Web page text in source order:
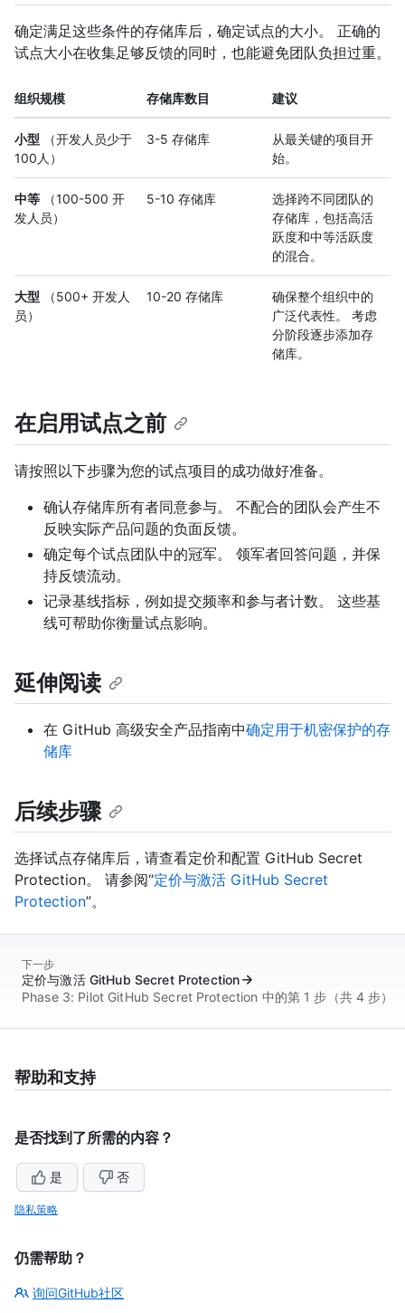
确定满足这些条件的存储库后，确定试点的大小。 正确的
试点大小在收集足够反馈的同时，也能避免团队负担过重。
组织规模 存储库数目 建议
小型 （开发人员少于
100人）
3-5 存储库
从最关键的项目开
始。
中等 （100-500 开
发人员）
5-10 存储库
选择跨不同团队的
存储库，包括高活
跃度和中等活跃度
的混合。
大型 （500+ 开发人
员）
10-20 存储库
确保整个组织中的
广泛代表性。 考虑
分阶段逐步添加存
储库。
在启用试点之前
请按照以下步骤为您的试点项目的成功做好准备。
确认存储库所有者同意参与。 不配合的团队会产生不
反映实际产品问题的负面反馈。
确定每个试点团队中的冠军。 领军者回答问题，并保
持反馈流动。
记录基线指标，例如提交频率和参与者计数。 这些基
线可帮助你衡量试点影响。
延伸阅读
在 GitHub 高级安全产品指南中确定用于机密保护的存
储库
后续步骤
选择试点存储库后，请查看定价和配置 GitHub Secret
Protection。 请参阅“定价与激活 GitHub Secret
Protection”。
下一步
定价与激活 GitHub Secret Protection
Phase 3: Pilot GitHub Secret Protection 中的第 1 步（共 4 步）
帮助和支持
是否找到了所需的内容？
是 否
隐私策略
仍需帮助？
询问GitHub社区